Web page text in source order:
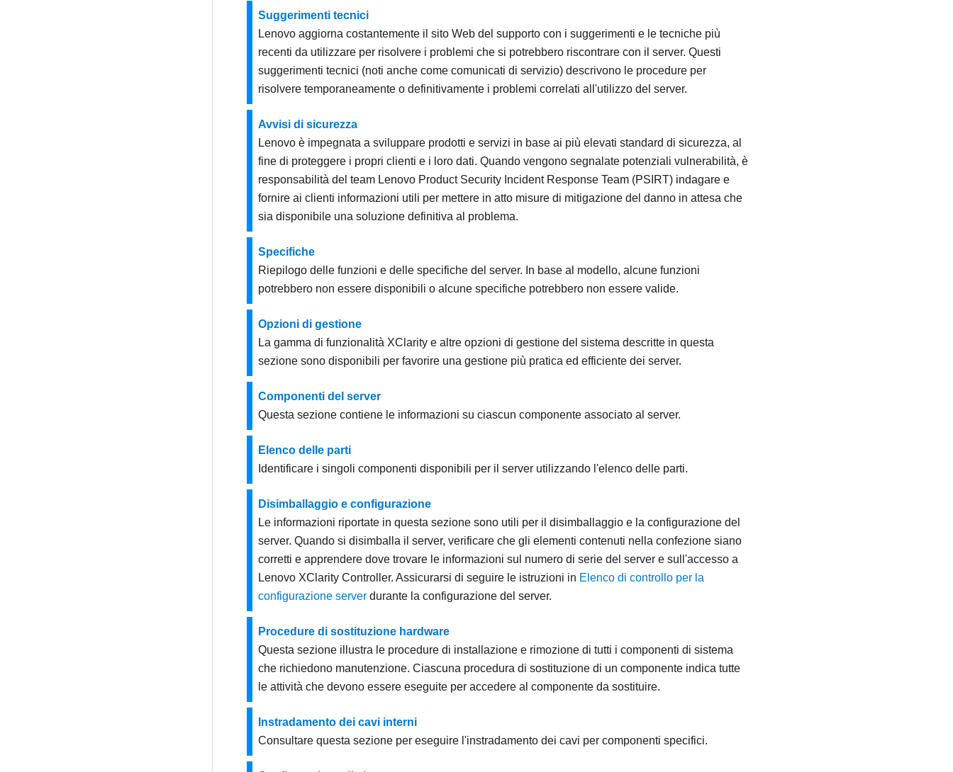
Suggerimenti tecnici
Lenovo aggiorna costantemente il sito Web del supporto con i suggerimenti e le tecniche più
recenti da utilizzare per risolvere i problemi che si potrebbero riscontrare con il server. Questi
suggerimenti tecnici (noti anche come comunicati di servizio) descrivono le procedure per
risolvere temporaneamente o definitivamente i problemi correlati all'utilizzo del server.
Avvisi di sicurezza
Lenovo è impegnata a sviluppare prodotti e servizi in base ai più elevati standard di sicurezza, al
fine di proteggere i propri clienti e i loro dati. Quando vengono segnalate potenziali vulnerabilità, è
responsabilità del team Lenovo Product Security Incident Response Team (PSIRT) indagare e
fornire ai clienti informazioni utili per mettere in atto misure di mitigazione del danno in attesa che
sia disponibile una soluzione definitiva al problema.
Specifiche
Riepilogo delle funzioni e delle specifiche del server. In base al modello, alcune funzioni
potrebbero non essere disponibili o alcune specifiche potrebbero non essere valide.
Opzioni di gestione
La gamma di funzionalità XClarity e altre opzioni di gestione del sistema descritte in questa
sezione sono disponibili per favorire una gestione più pratica ed efficiente dei server.
Componenti del server
Questa sezione contiene le informazioni su ciascun componente associato al server.
Elenco delle parti
Identificare i singoli componenti disponibili per il server utilizzando l'elenco delle parti.
Disimballaggio e configurazione
Le informazioni riportate in questa sezione sono utili per il disimballaggio e la configurazione del
server. Quando si disimballa il server, verificare che gli elementi contenuti nella confezione siano
corretti e apprendere dove trovare le informazioni sul numero di serie del server e sull'accesso a
Lenovo XClarity Controller. Assicurarsi di seguire le istruzioni in Elenco di controllo per la
configurazione server durante la configurazione del server.
Procedure di sostituzione hardware
Questa sezione illustra le procedure di installazione e rimozione di tutti i componenti di sistema
che richiedono manutenzione. Ciascuna procedura di sostituzione di un componente indica tutte
le attività che devono essere eseguite per accedere al componente da sostituire.
Instradamento dei cavi interni
Consultare questa sezione per eseguire l'instradamento dei cavi per componenti specifici.